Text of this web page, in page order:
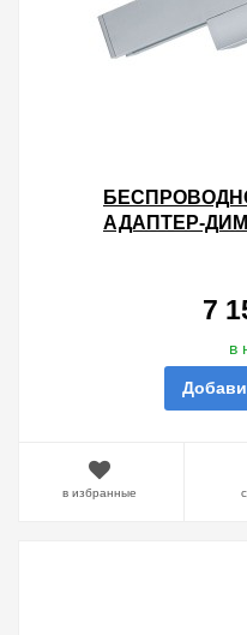
АДАПТЕР-
7
в
в избранные